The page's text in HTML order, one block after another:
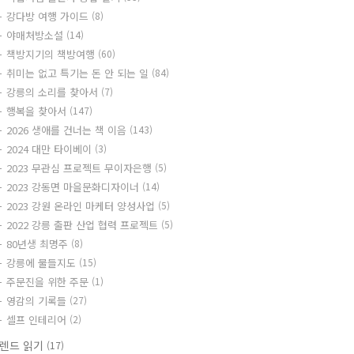
강다방 여행 가이드 (8)
야매처방소설 (14)
책방지기의 책방여행 (60)
취미는 없고 특기는 돈 안 되는 일 (84)
강릉의 소리를 찾아서 (7)
행복을 찾아서 (147)
2026 생애를 건너는 책 이음 (143)
2024 대만 타이베이 (3)
2023 무관심 프로젝트 무이자은행 (5)
2023 강동면 마을문화디자이너 (14)
2023 강원 온라인 마케터 양성사업 (5)
2022 강릉 출판 산업 협력 프로젝트 (5)
80년생 최명주 (8)
강릉에 물들지도 (15)
주문진을 위한 주문 (1)
영감의 기록들 (27)
셀프 인테리어 (2)
드 읽기 (17)